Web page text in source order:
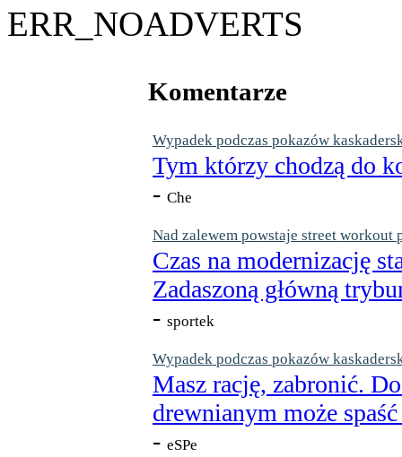
ERR_NOADVERTS
Komentarze
Wypadek podczas pokazów
Tym którzy chodzą do
- Che
Nad zalewem powstaje street workout
Czas na modernizację
Zadaszoną główną
- sportek
Wypadek podczas pokazów
Masz rację, zabronić.
drewnianym może
- eSPe